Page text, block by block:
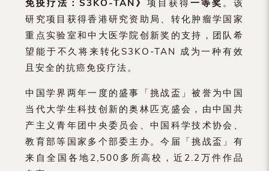
免疫疗法：S3KO-TAN 》 项目获得一等奖 。该
研究项目获得香港研究资助局、转化肿瘤学国家
重点实验室和中大医学院创新奖的支持，团队希
望能于不久将来转化S3KO-TAN 成为一种有效
且安全的抗癌免疫疗法。
中国学界两年一度的盛事「挑战盃」被誉为中国
当代大学生科技创新的奥林匹克盛会，由中国共
产主义青年团中央委员会、中国科学技术协会、
教育部等国家多个部委主办。今届「挑战盃」有
来自全国各地2,500多所高校，近2.2万件作品